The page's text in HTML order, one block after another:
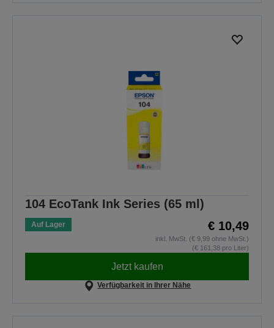
104 EcoTank Ink Series (65 ml)
Auf Lager € 10,49
inkl. MwSt. (€ 9,99 ohne MwSt.)
(€ 161,38 pro Liter)
Jetzt kaufen
Verfügbarkeit in Ihrer Nähe